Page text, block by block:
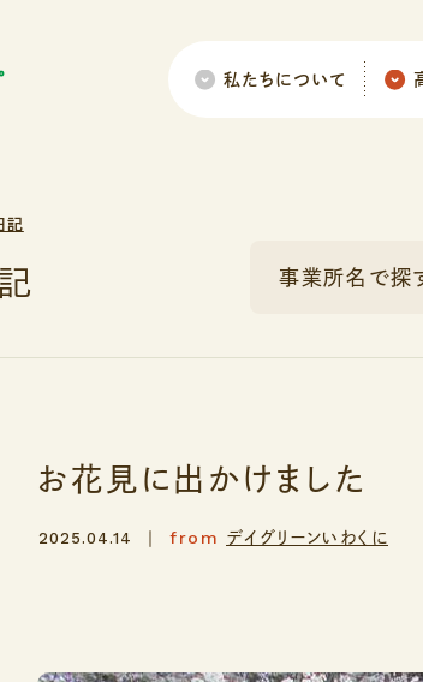
私たちについて
記
事業所名で探
お花見に出かけました
2025.04.14 from デイグリーンいわくに